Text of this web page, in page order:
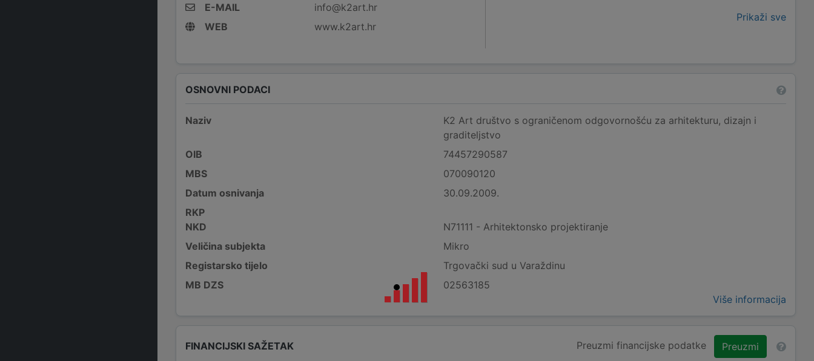
E-MAIL
info@k2art.hr
WEB
www.k2art.hr
Prikaži sve
OSNOVNI PODACI
Naziv
K2 Art društvo s ograničenom odgovornošću za arhitekturu, dizajn i
graditeljstvo
OIB
74457290587
MBS
070090120
Datum osnivanja
30.09.2009.
RKP
NKD
N71111 - Arhitektonsko projektiranje
Veličina subjekta
Mikro
Registarsko tijelo
Trgovački sud u Varaždinu
MB DZS
02563185
Više informacija
FINANCIJSKI SAŽETAK Preuzmi financijske podatke Preuzmi